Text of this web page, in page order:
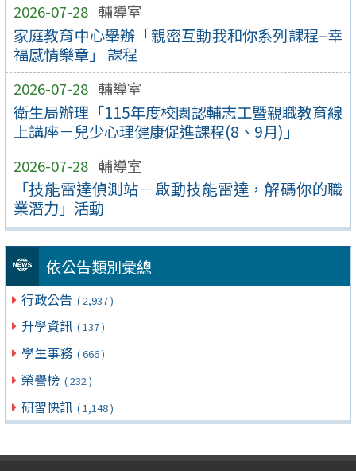
2026-07-28 輔導室
家庭教育中心舉辦「親密互動我和你系列課程–幸
福感情樂章」 課程
2026-07-28 輔導室
衛生局辦理「115年度校園認輔志工暨親職教育線
上講座－兒少心理健康促進課程(8、9月)」
2026-07-28 輔導室
「技能雷達偵測站—啟動技能雷達，解碼你的職
業潛力」活動
依公告類別彙總
行政公告 ( 2,937 )
升學資訊 ( 137 )
學生事務 ( 666 )
榮譽榜 ( 232 )
研習快訊 ( 1,148 )